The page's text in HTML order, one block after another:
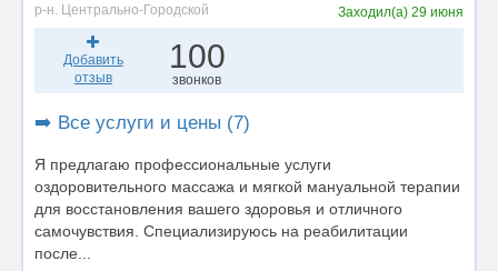
р-н. Центрально-Городской Заходил(а) 29 июня
Добавить
отзыв
100
звонков
➡️ Все услуги и цены (7)
Я предлагаю профессиональные услуги
оздоровительного массажа и мягкой мануальной терапии
для восстановления вашего здоровья и отличного
самочувствия. Специализируюсь на реабилитации
после...